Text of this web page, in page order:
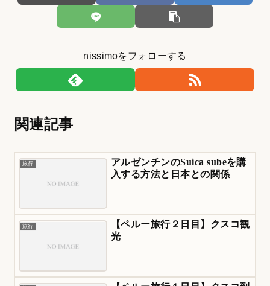
nissimoをフォローする
関連記事
旅行
アルゼンチンのSuica subeを購
入する方法と日本との関係
旅行
【ペルー旅行２日目】クスコ観
光